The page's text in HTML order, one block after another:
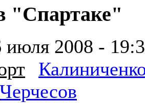
"Спартаке"
июля 2008 -
Черчесов